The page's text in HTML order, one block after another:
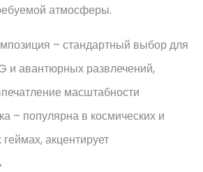
атмосферы.
– стандартный выбор для
и авантюрных развлечений,
масштабности
– популярна в космических и
акцентирует